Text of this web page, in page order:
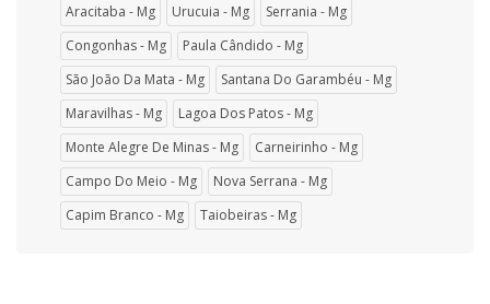
Aracitaba - Mg
Urucuia - Mg
Serrania - Mg
Congonhas - Mg
Paula Cândido - Mg
São João Da Mata - Mg
Santana Do Garambéu - Mg
Maravilhas - Mg
Lagoa Dos Patos - Mg
Monte Alegre De Minas - Mg
Carneirinho - Mg
Campo Do Meio - Mg
Nova Serrana - Mg
Capim Branco - Mg
Taiobeiras - Mg